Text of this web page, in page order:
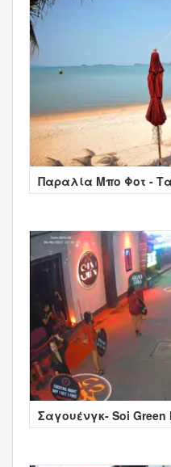
Παραλία Μπο Φοτ -
Σαγουένγκ- Soi Green